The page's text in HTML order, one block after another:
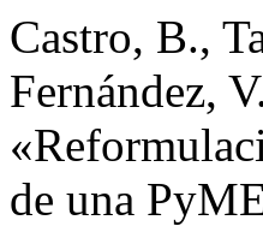
Castro, B.,
Fernández,
de una